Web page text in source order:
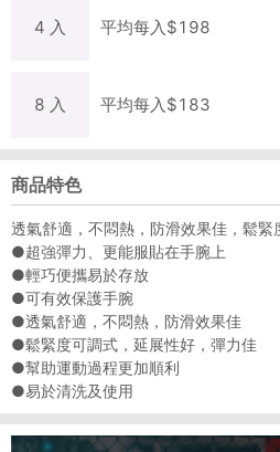
4 入 平均每入$198
8 入 平均每入$183
商品特色
透氣舒適，不悶熱，防滑效果佳，鬆
●超強彈力、更能服貼在手腕上
●輕巧便攜易於存放
●可有效保護手腕
●透氣舒適，不悶熱，防滑效果佳
●鬆緊度可調式，延展性好，彈力佳
●幫助運動過程更加順利
●易於清洗及使用